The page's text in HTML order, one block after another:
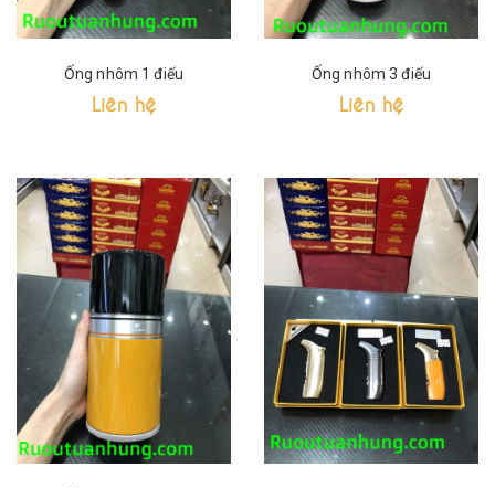
Ống nhôm 1 điếu
Liên hệ
Ống nhôm 3 điếu
Liên hệ